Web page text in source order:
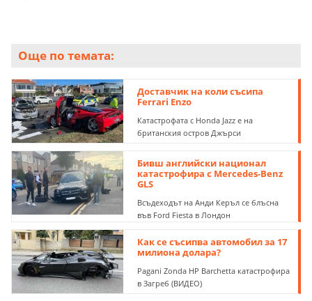
Още по темата:
Доставчик на коли съсипа
Ferrari Enzo
Катастрофата с Honda Jazz е на
британския остров Джърси
Бивш английски национал
катастрофира с Mercedes-Benz
GLS
Всъдеходът на Анди Керъл се блъсна
във Ford Fiesta в Лондон
Как се съсипва автомобил за 17
милиона долара?
Pagani Zonda HP Barchetta катастрофира
в Загреб (ВИДЕО)